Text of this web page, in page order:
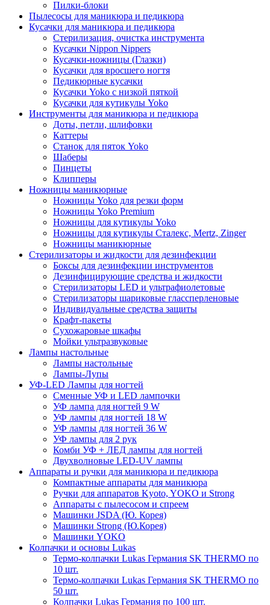
Пилки-блоки
Пылесосы для маникюра и педикюра
Кусачки для маникюра и педикюра
Стерилизация, очистка инструмента
Кусачки Nippon Nippers
Кусачки-ножницы (Глазки)
Кусачки для вросшего ногтя
Педикюрные кусачки
Кусачки Yoko с низкой пяткой
Кусачки для кутикулы Yoko
Инструменты для маникюра и педикюра
Доты, петли, шлифовки
Каттеры
Станок для пяток Yoko
Шаберы
Пинцеты
Клипперы
Ножницы маникюрные
Ножницы Yoko для резки форм
Ножницы Yoko Premium
Ножницы для кутикулы Yoko
Ножницы для кутикулы Сталекс, Mertz, Zinger
Ножницы маникюрные
Стерилизаторы и жидкости для дезинфекции
Боксы для дезинфекции инструментов
Дезинфицирующие средства и жидкости
Стерилизаторы LED и ультрафиолетовые
Стерилизаторы шариковые глассперленовые
Индивидуальные средства защиты
Крафт-пакеты
Сухожаровые шкафы
Мойки ультразвуковые
Лампы настольные
Лампы настольные
Лампы-Лупы
УФ-LED Лампы для ногтей
Сменные УФ и LED лампочки
УФ лампа для ногтей 9 W
УФ лампы для ногтей 18 W
УФ лампы для ногтей 36 W
УФ лампы для 2 рук
Комби УФ + ЛЕД лампы для ногтей
Двухволновые LED-UV лампы
Аппараты и ручки для маникюра и педикюра
Компактные аппараты для маникюра
Ручки для аппаратов Kyoto, YOKO и Strong
Аппараты с пылесосом и спреем
Машинки JSDA (Ю. Корея)
Машинки Strong (Ю.Корея)
Машинки YOKO
Колпачки и основы Lukas
Термо-колпачки Lukas Германия SK THERMO по
10 шт.
Термо-колпачки Lukas Германия SK THERMO по
50 шт.
Колпачки Lukas Германия по 100 шт.